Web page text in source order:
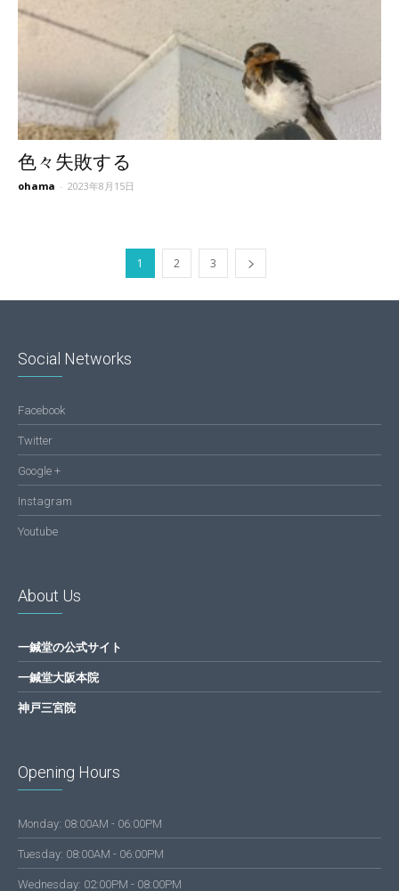
色々失敗する
ohama - 2023年8月15日
1 2 3
Social Networks
Facebook
Twitter
Google +
Instagram
Youtube
About Us
一鍼堂の公式サイト
一鍼堂大阪本院
神戸三宮院
Opening Hours
Monday: 08:00AM - 06:00PM
Tuesday: 08:00AM - 06:00PM
Wednesday: 02:00PM - 08:00PM